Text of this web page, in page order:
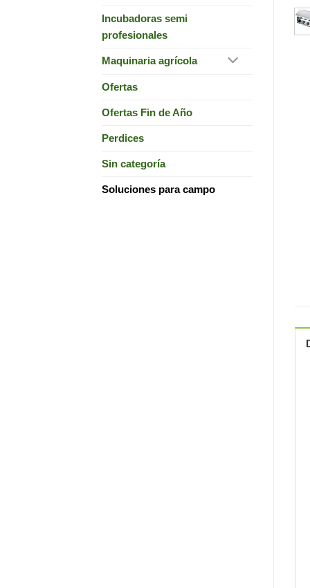
Incubadoras semi
profesionales
Maquinaria agrícola
Ofertas
Ofertas Fin de Año
Perdices
Sin categoría
Soluciones para campo